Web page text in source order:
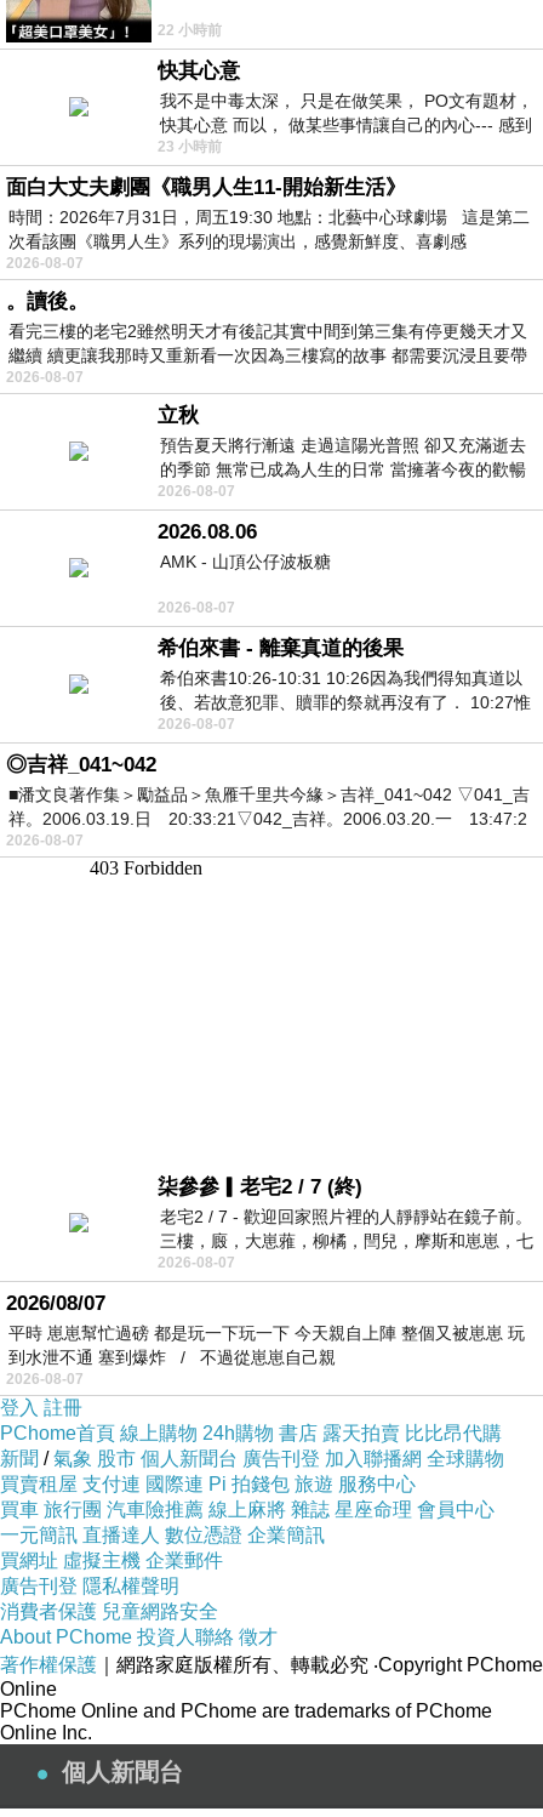
22 小時前
快其心意
我不是中毒太深， 只是在做笑果， PO文有題材，
快其心意 而以， 做某些事情讓自己的內心--- 感到
愉快。
23 小時前
面白大丈夫劇團《職男人生11-開始新生活》
時間：2026年7月31日，周五19:30 地點：北藝中心球劇場 這是第二
次看該團《職男人生》系列的現場演出，感覺新鮮度、喜劇感
2026-08-07
。讀後。
看完三樓的老宅2雖然明天才有後記其實中間到第三集有停更幾天才又
繼續 續更讓我那時又重新看一次因為三樓寫的故事 都需要沉浸且要帶
有
2026-08-07
立秋
預告夏天將行漸遠 走過這陽光普照 卻又充滿逝去
的季節 無常已成為人生的日常 當擁著今夜的歡暢
舒心 轉眼驟成昨日 而明晨 太陽
2026-08-07
2026.08.06
AMK - 山頂公仔波板糖
2026-08-07
希伯來書 - 離棄真道的後果
希伯來書10:26-10:31 10:26因為我們得知真道以
後、若故意犯罪、贖罪的祭就再沒有了． 10:27惟
有戰懼等候審判和那燒滅眾敵人的烈火
2026-08-07
◎吉祥_041~042
■潘文良著作集＞勵益品＞魚雁千里共今緣＞吉祥_041~042 ▽041_吉
祥。2006.03.19.日 20:33:21▽042_吉祥。2006.03.20.一 13:47:2
2026-08-07
柒參參▎老宅2 / 7 (終)
老宅2 / 7 - 歡迎回家照片裡的人靜靜站在鏡子前。
三樓，廄，大崽蕥，柳橘，閆兒，摩斯和崽崽，七
個人整整齊齊地站在鏡框之外，如同
2026-08-07
2026/08/07
平時 崽崽幫忙過磅 都是玩一下玩一下 今天親自上陣 整個又被崽崽 玩
到水泄不通 塞到爆炸 / 不過從崽崽自己親
2026-08-07
登入 註冊
PChome首頁 線上購物 24h購物 書店 露天拍賣 比比昂代購
新聞 /氣象 股市 個人新聞台 廣告刊登 加入聯播網 全球購物
買賣租屋 支付連 國際連 Pi 拍錢包 旅遊 服務中心
買車 旅行團 汽車險推薦 線上麻將 雜誌 星座命理 會員中心
一元簡訊 直播達人 數位憑證 企業簡訊
買網址 虛擬主機 企業郵件
廣告刊登 隱私權聲明
消費者保護 兒童網路安全
About PChome 投資人聯絡 徵才
著作權保護 ｜網路家庭版權所有、轉載必究 ‧Copyright PChome
Online
PChome Online and PChome are trademarks of PChome
Online Inc.
個人新聞台